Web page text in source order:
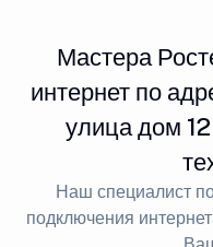
Мастера
интернет по
улица дом 12
Наш специалист
подключения